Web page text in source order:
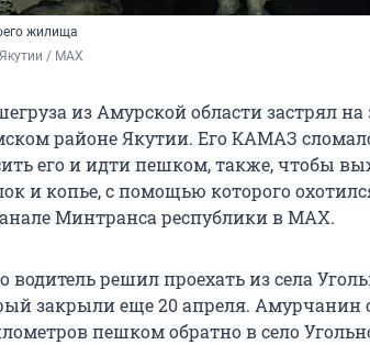
жилища
/ МАХ
из Амурской области застрял
районе Якутии. Его КАМАЗ
его и идти пешком, также, чтобы
и копье, с помощью которого
Минтранса республики в МАХ.
водитель решил проехать из села
закрыли еще 20 апреля. Амурчанин
пешком обратно в село